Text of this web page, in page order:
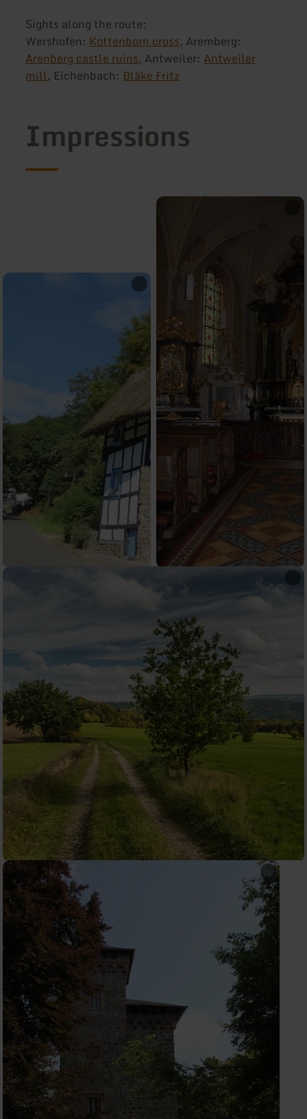
Sights along the route:
Wershofen:Kottenborn cross, Aremberg:
Arenberg castle ruins, Antweiler:Antweiler
mill, Eichenbach:Bläke Fritz
Impressions